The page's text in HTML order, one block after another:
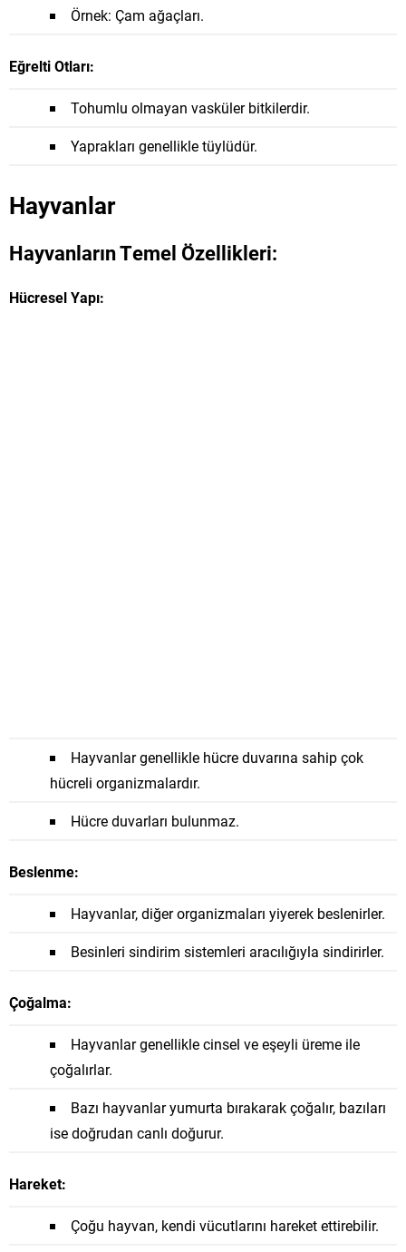
Örnek: Çam ağaçları.
Eğrelti Otları:
Tohumlu olmayan vasküler bitkilerdir.
Yaprakları genellikle tüylüdür.
Hayvanlar
Hayvanların Temel Özellikleri:
Hücresel Yapı:
Hayvanlar genellikle hücre duvarına sahip çok
hücreli organizmalardır.
Hücre duvarları bulunmaz.
Beslenme:
Hayvanlar, diğer organizmaları yiyerek beslenirler.
Besinleri sindirim sistemleri aracılığıyla sindirirler.
Çoğalma:
Hayvanlar genellikle cinsel ve eşeyli üreme ile
çoğalırlar.
Bazı hayvanlar yumurta bırakarak çoğalır, bazıları
ise doğrudan canlı doğurur.
Hareket:
Çoğu hayvan, kendi vücutlarını hareket ettirebilir.